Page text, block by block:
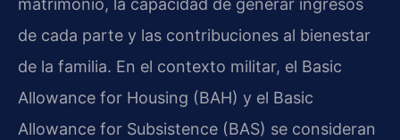
matrimonio, la capacidad de generar ingresos
de cada parte y las contribuciones al bienestar
de la familia. En el contexto militar, el Basic
Allowance for Housing (BAH) y el Basic
Allowance for Subsistence (BAS) se consideran